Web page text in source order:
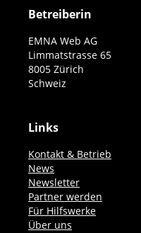
Betreiberin
EMNA Web AG
Limmatstrasse 65
8005 Zürich
Schweiz
Links
Kontakt & Betrieb
News
Newsletter
Partner werden
Für Hilfswerke
Über uns